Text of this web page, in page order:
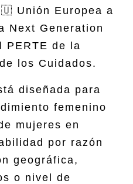
Unión Europea a
Next Generation
PERTE de la
los Cuidados.
diseñada para
femenino
mujeres en
por razón
geográfica,
o nivel de